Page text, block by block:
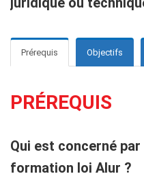
Prérequis Objectifs
PRÉREQUIS
Qui est concerné
formation loi Alur ?